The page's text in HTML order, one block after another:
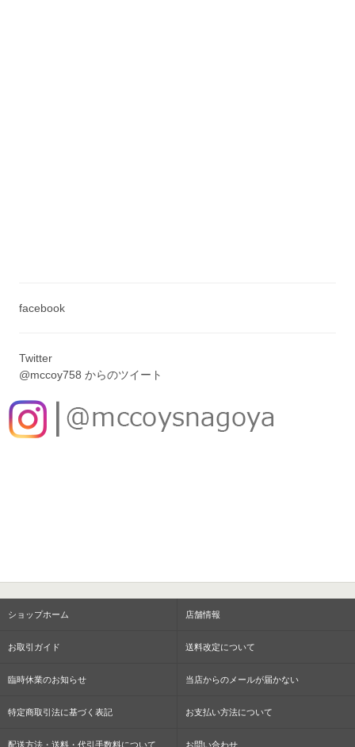
facebook
Twitter
@mccoy758 からのツイート
ショップホーム 店舗情報
お取引ガイド 送料改定について
臨時休業のお知らせ 当店からのメールが届かない
特定商取引法に基づく表記 お支払い方法について
配送方法・送料・代引手数料について お問い合わせ